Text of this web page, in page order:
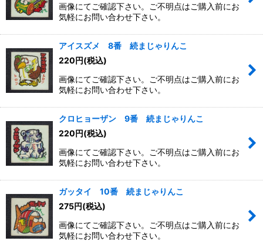
画像にてご確認下さい。ご不明点はご購入前にお
気軽にお問い合わせ下さい。
アイスズメ 8番 続まじゃりんこ
220円(税込)
画像にてご確認下さい。ご不明点はご購入前にお
気軽にお問い合わせ下さい。
クロヒョーザン 9番 続まじゃりんこ
220円(税込)
画像にてご確認下さい。ご不明点はご購入前にお
気軽にお問い合わせ下さい。
ガッタイ 10番 続まじゃりんこ
275円(税込)
画像にてご確認下さい。ご不明点はご購入前にお
気軽にお問い合わせ下さい。